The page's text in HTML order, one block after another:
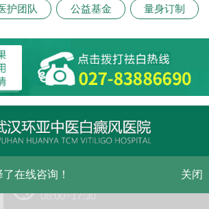
护团队 公益基金 量身订制
门诊（节假日无休息）
08:00~17:30
在线咨询！ 关闭